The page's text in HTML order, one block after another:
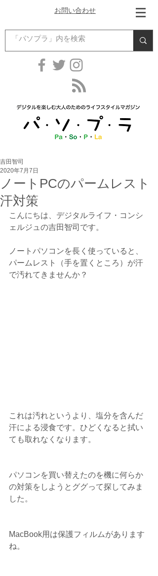
お問い合わせ
ノートPCのパームレスト
汗対策
吉田智司
2020年7月7日
こんにちは、デジタルライフ・コンシ
ェルジュの吉田智司です。
ノートパソコンを長く使っていると、
パームレスト（手を置くところ）が汗
で汚れてきませんか？
これは汚れというより、塩分を含んだ
汗による浸食です。ひどくなると拭い
ても取れなくなります。
パソコンを買い替えたのを機に何らか
の対策をしようとググって探してみま
した。
MacBook用は保護フィルムがあります
ね。